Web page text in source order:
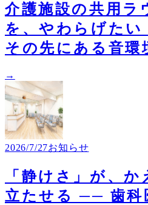
介護施設の共用ラ
を、やわらげた
その先にある音環
→
2026/7/27お知らせ
「静けさ」が、
立たせる ── 歯科